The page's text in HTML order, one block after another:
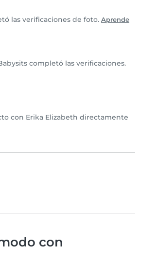
las verificaciones de foto. Aprende
completó las verificaciones.
con Erika Elizabeth directamente
con